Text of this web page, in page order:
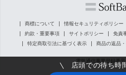
店頭での待ち時
商標について 情報セキュリティポリシー
約款・重要事項
サイトポリシー 免責
特定商取引法に基づく表示
商品の返品
電気通信事業登録番号